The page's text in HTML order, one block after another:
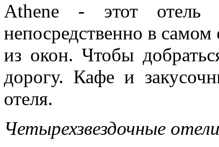
Athene - этот отель
непосредственно в
из окон. Чтобы
дорогу. Кафе и
отеля.
Четырехзвездочные